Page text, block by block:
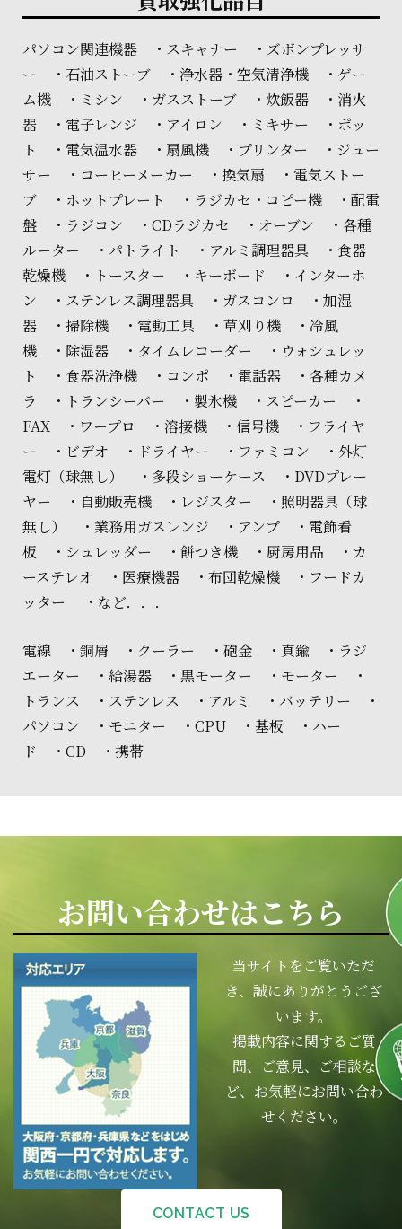
パソコン関連機器 ・スキャナー ・ズボンプレッサ
ー ・石油ストーブ ・浄水器・空気清浄機 ・ゲー
ム機 ・ミシン ・ガスストーブ ・炊飯器 ・消火
器 ・電子レンジ ・アイロン ・ミキサー ・ポッ
ト ・電気温水器 ・扇風機 ・プリンター ・ジュー
サー ・コーヒーメーカー ・換気扇 ・電気ストー
ブ ・ホットプレート ・ラジカセ・コピー機 ・配電
盤 ・ラジコン ・CDラジカセ ・オーブン ・各種
ルーター ・パトライト ・アルミ調理器具 ・食器
乾燥機 ・トースター ・キーボード ・インターホ
ン ・ステンレス調理器具 ・ガスコンロ ・加湿
器 ・掃除機 ・電動工具 ・草刈り機 ・冷風
機 ・除湿器 ・タイムレコーダー ・ウォシュレッ
ト ・食器洗浄機 ・コンポ ・電話器 ・各種カメ
ラ ・トランシーバー ・製氷機 ・スピーカー ・
FAX ・ワープロ ・溶接機 ・信号機 ・フライヤ
ー ・ビデオ ・ドライヤー ・ファミコン ・外灯
電灯（球無し） ・多段ショーケース ・DVDプレー
ヤー ・自動販売機 ・レジスター ・照明器具（球
無し） ・業務用ガスレンジ ・アンプ ・電飾看
板 ・シュレッダー ・餅つき機 ・厨房用品 ・カ
ーステレオ ・医療機器 ・布団乾燥機 ・フードカ
ッター ・など．．．
電線 ・銅屑 ・クーラー ・砲金 ・真鍮 ・ラジ
エーター ・給湯器 ・黒モーター ・モーター ・
トランス ・ステンレス ・アルミ ・バッテリー ・
パソコン ・モニター ・CPU ・基板 ・ハー
ド ・CD ・携帯
お問い合わせはこちら
当サイトをご覧いただ
き、誠にありがとうござ
います。
掲載内容に関するご質
問、ご意見、ご相談な
ど、お気軽にお問い合わ
せください。
CONTACT US